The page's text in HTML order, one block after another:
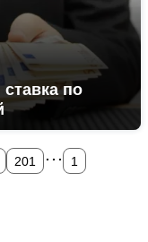
по
201 ... 1